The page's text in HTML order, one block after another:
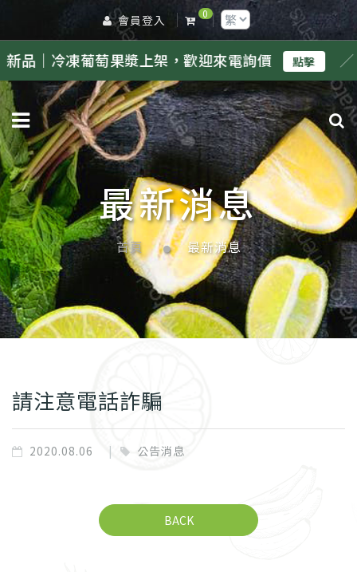
會員登入 0
葡萄果漿上架，歡迎來電詢價 點擊 ／新品｜
最新消息
首頁 最新消息
請注意電話詐騙
2020.08.06 公告消息
BACK